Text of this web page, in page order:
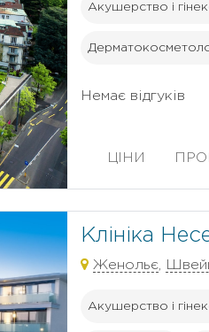
Акушерство і
Немає відгуків
ЦІНИ
Клініка
Женольє
Акушерство і